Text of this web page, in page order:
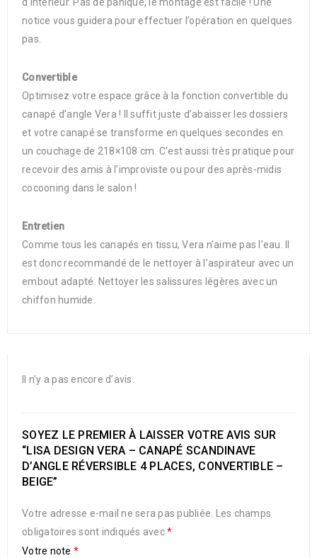
notice vous guidera pour effectuer l’opération en quelques
pas.
Convertible
Optimisez votre espace grâce à la fonction convertible du
canapé d’angle Vera ! Il suffit juste d’abaisser les dossiers
et votre canapé se transforme en quelques secondes en
un couchage de 218×108 cm. C’est aussi très pratique pour
recevoir des amis à l’improviste ou pour des après-midis
cocooning dans le salon !
Entretien
Comme tous les canapés en tissu, Vera n’aime pas l’eau. Il
est donc recommandé de le nettoyer à l’aspirateur avec un
embout adapté. Nettoyer les salissures légères avec un
chiffon humide.
Il n’y a pas encore d’avis.
SOYEZ LE PREMIER À LAISSER VOTRE AVIS SUR
“LISA DESIGN VERA – CANAPÉ SCANDINAVE
D’ANGLE RÉVERSIBLE 4 PLACES, CONVERTIBLE –
BEIGE”
Votre adresse e-mail ne sera pas publiée.
Les champs
obligatoires sont indiqués avec*
Votre note *